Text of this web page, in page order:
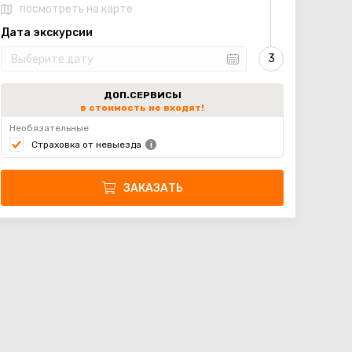
посмотреть на карте
Дата экскурсии
ДОП.СЕРВИСЫ
в стоимость не входят!
Необязательные
Страховка от невыезда
ЗАКАЗАТЬ